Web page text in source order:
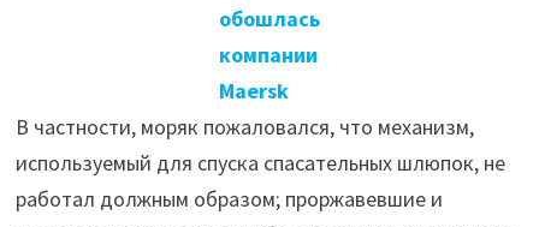
обошлась
компании
Maersk
В частности, моряк пожаловался, что механизм,
используемый для спуска спасательных шлюпок, не
работал должным образом; проржавевшие и